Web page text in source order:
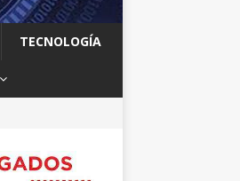
TECNOLOGÍA